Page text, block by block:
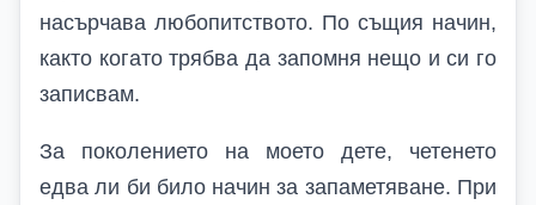
насърчава любопитството. По същия начин,
както когато трябва да запомня нещо и си го
записвам.
За поколението на моето дете, четенето
едва ли би било начин за запаметяване. При